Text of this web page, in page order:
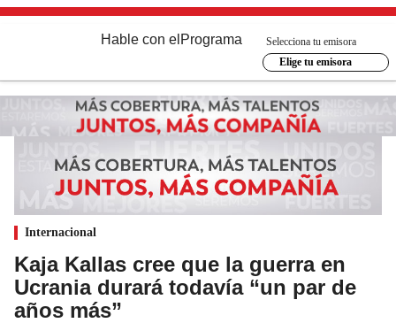
Hable con el Programa
Selecciona tu emisora
Elige tu emisora
Internacional
Kaja Kallas cree que la guerra en
Ucrania durará todavía “un par de
años más”